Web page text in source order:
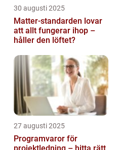
30 augusti 2025
Matter-standarden lovar
att allt fungerar ihop –
håller den löftet?
27 augusti 2025
Programvaror för
projektledning – hitta rätt